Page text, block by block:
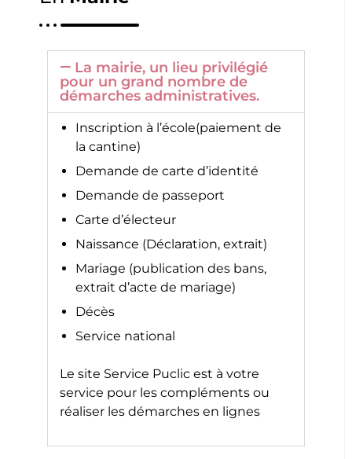
La mairie, un lieu privilégié
pour un grand nombre de
démarches administratives.
Inscription à l’école(paiement de
la cantine)
Demande de carte d’identité
Demande de passeport
Carte d’électeur
Naissance (Déclaration, extrait)
Mariage (publication des bans,
extrait d’acte de mariage)
Décès
Service national
Le site Service Puclic est à votre
service pour les compléments ou
réaliser les démarches en lignes